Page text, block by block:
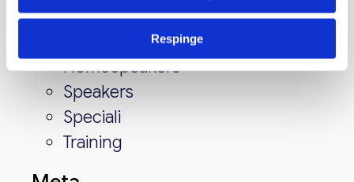
Respinge
Conferinta
HomeSpeakers
Speakers
Speciali
Training